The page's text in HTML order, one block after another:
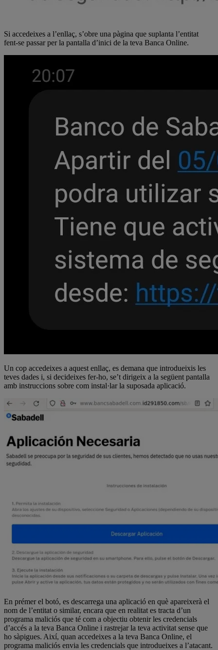
Si accedeixes a l’enllaç, s’obre una pàgina que suplanta l’entitat
fent-se passar per la pantalla d’inici de la teva Banca Online.
Un cop accedeixes a aquest enllaç, es demana que introdueixis les
teves dades i, si decideixes fer-ho, se’t dirigeix a la següent pantalla
amb instruccions sobre com instal·lar la suposada aplicació.
En prémer el botó, es descarrega una aplicació en què apareixerà el
nom de l’entitat o similar, encara que en realitat es tracta d’un
programa maliciós que té com a objectiu obtenir les credencials
d’accés a la teva Banca Online i rastrejar la teva activitat sense que
ho sàpigues. Així, quan accedeixes a la teva Banca Online, el
programa maliciós envia les credencials que introdueixes a l’atacant.